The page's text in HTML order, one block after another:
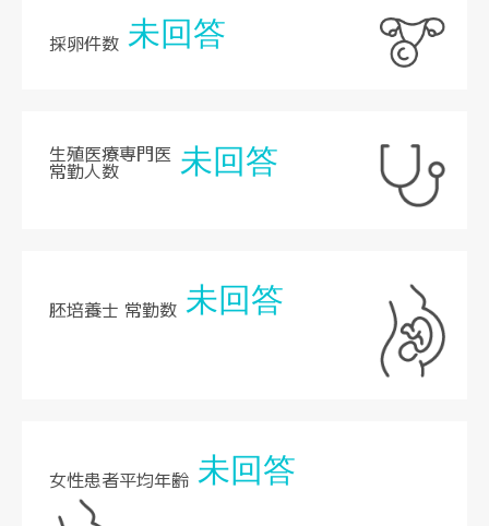
採卵件数 未回答
生殖医療専門医
常勤人数 未回答
胚培養士 常勤数 未回答
女性患者平均年齢 未回答